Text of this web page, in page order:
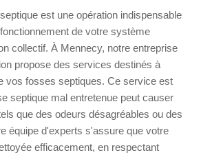
est une opération indispensable
de votre système
collectif. À Mennecy, notre entreprise
propose des services destinés à
vos fosses septiques. Ce service est
septique mal entretenue peut causer
que des odeurs désagréables ou des
équipe d'experts s'assure que votre
efficacement, en respectant